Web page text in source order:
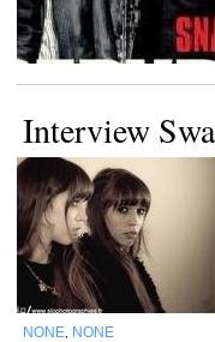
Interview
NONE NONE